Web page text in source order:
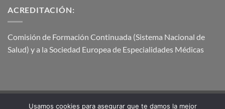
ACREDITACIÓN:
Comisión de Formación Continuada (Sistema Nacional de
Salud) y a la Sociedad Europea de Especialidades Médicas
Usamos cookies para asegurar que te damos la mejor